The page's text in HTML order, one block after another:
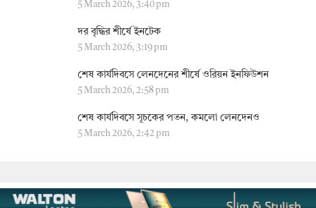
5 March 2026, 3:40 pm
দর বৃদ্ধির শীর্ষে ইনটেক
5 March 2026, 3:19 pm
শেষ কার্যদিবসে লেনদেনের শীর্ষে ওরিয়ন ইনফিউশন
5 March 2026, 2:58 pm
শেষ কার্যদিবসে সূচকের পতন, কমলো লেনদেনও
5 March 2026, 2:42 pm